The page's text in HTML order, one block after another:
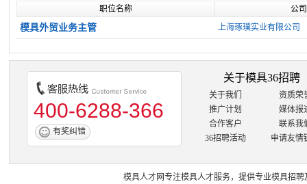
职位名称 公
模具外贸业务主管 上海琢璞实业有限公司
400-6288-366
有奖纠错
关于模具36招聘
关于我们
资质荣
推广计划
媒体报
合作客户
联系我
36招聘活动
申请友情
模具人才网专注模具人才服务，提供专业模具招聘